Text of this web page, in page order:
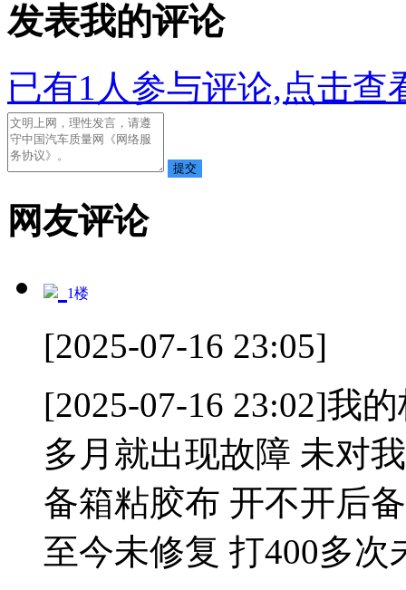
发表我的评论
已有1 人参与评论,点击查
网友评论
1楼
[2025-07-16 23:05]
[2025-07-16 23:02]我
多月就出现故障 未对
备箱粘胶布 开不开后
至今未修复 打400多次